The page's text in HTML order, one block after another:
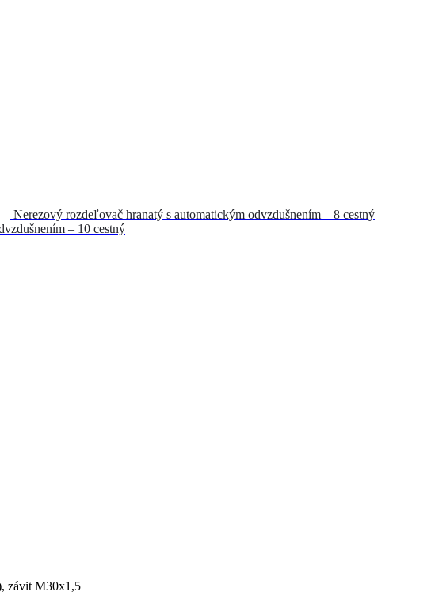
Nerezový rozdeľovač hranatý s automatickým odvzdušnením – 8 cestný
– 10 cestný
závit M30x1,5